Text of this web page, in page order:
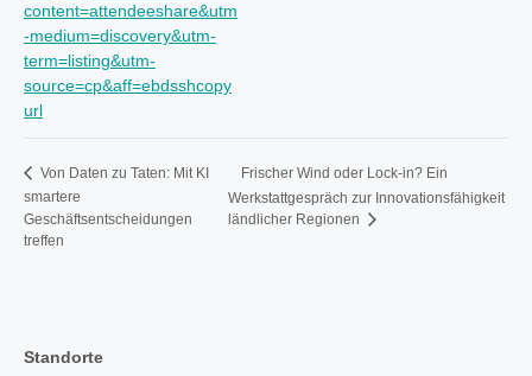
content=attendeeshare&utm
-medium=discovery&utm-
term=listing&utm-
source=cp&aff=ebdsshcopy
url
Von Daten zu Taten: Mit KI
smartere
Geschäftsentscheidungen
treffen
Frischer Wind oder Lock-in? Ein
Werkstattgespräch zur Innovationsfähigkeit
ländlicher Regionen
Standorte